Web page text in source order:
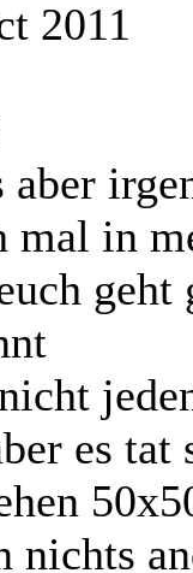
2011
mal in
es
nichts